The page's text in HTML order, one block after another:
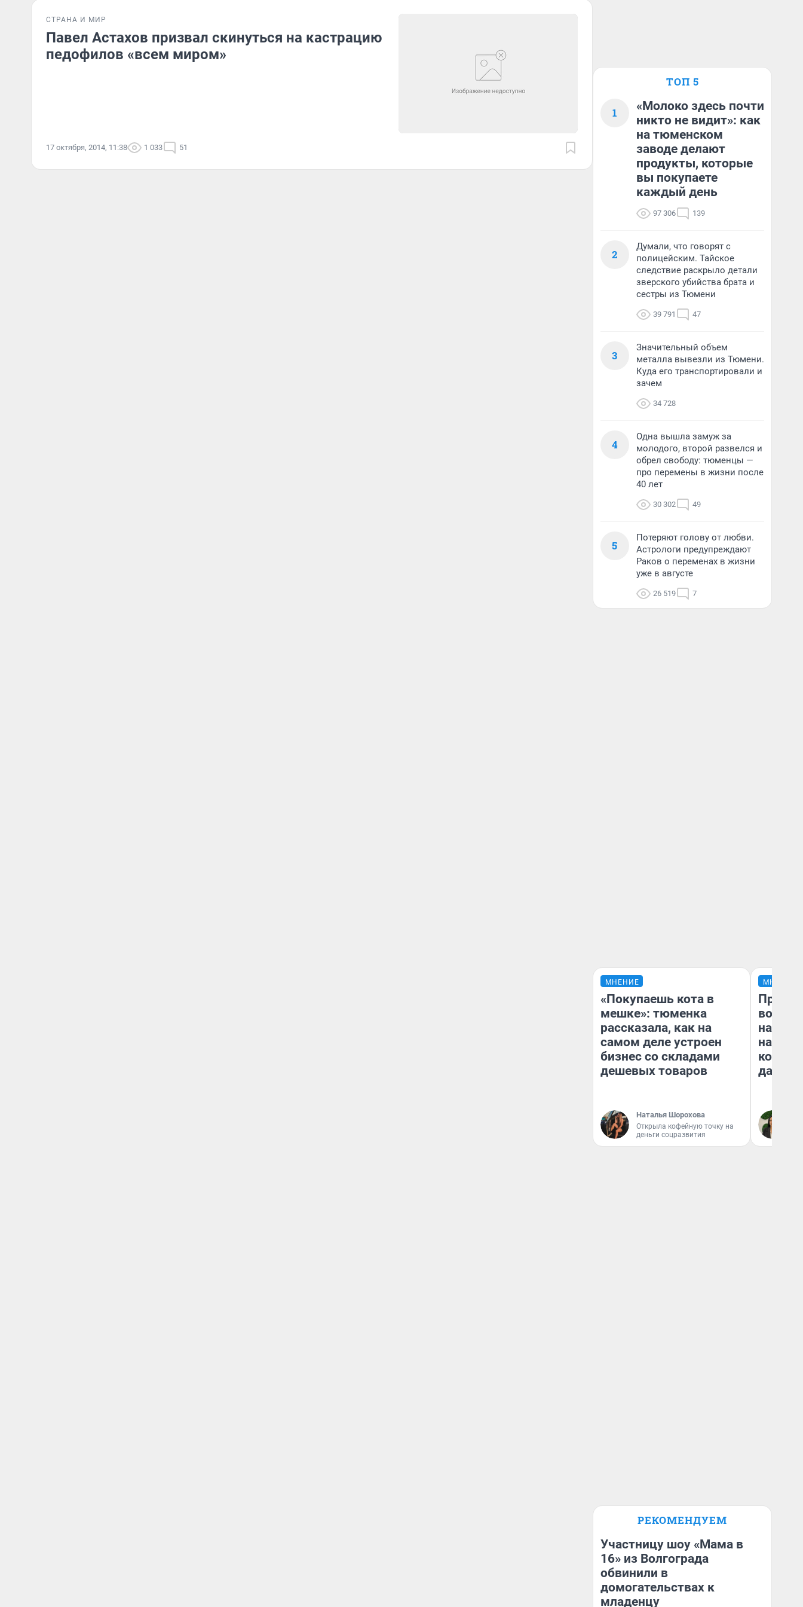
СТРАНА И МИР
Павел Астахов призвал скинуться на кастрацию
педофилов «всем миром»
17 октября, 2014, 11:38 1 033 51
ТОП 5
1
«Молоко здесь почти
никто не видит»: как
на тюменском
заводе делают
продукты, которые
вы покупаете
каждый день
97 306 139
2
Думали, что говорят с
полицейским. Тайское
следствие раскрыло детали
зверского убийства брата и
сестры из Тюмени
39 791 47
3
Значительный объем
металла вывезли из Тюмени.
Куда его транспортировали и
зачем
34 728
4
Одна вышла замуж за
молодого, второй развелся и
обрел свободу: тюменцы —
про перемены в жизни после
40 лет
30 302 49
5
Потеряют голову от любви.
Астрологи предупреждают
Раков о переменах в жизни
уже в августе
26 519 7
МНЕНИЕ
«Покупаешь кота в
мешке»: тюменка
рассказала, как на
самом деле устроен
бизнес со складами
дешевых товаров
Наталья Шорохова
Открыла кофейную точку на
деньги соцразвития
МНЕНИЕ
нам
даже
РЕКОМЕНДУЕМ
Участницу шоу «Мама в
16» из Волгограда
обвинили в
домогательствах к
младенцу